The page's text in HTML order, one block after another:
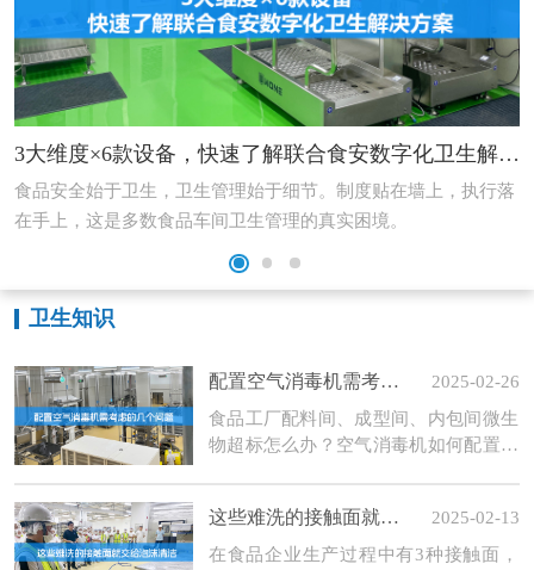
3大维度×6款设备，快速了解联合食安数字化卫生解决方案
食品安全始于卫生，卫生管理始于细节。制度贴在墙上，执行落
在手上，这是多数食品车间卫生管理的真实困境。
卫生知识
配置空气消毒机需考虑的几个问题
2025-02-26
食品工厂配料间、成型间、内包间微生
物超标怎么办？空气消毒机如何配置？
这些难洗的接触面就交给泡沫清洁
2025-02-13
在食品企业生产过程中有3种接触面，